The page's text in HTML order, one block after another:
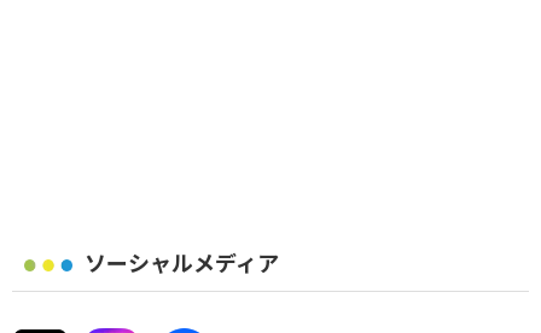
ソーシャルメディア